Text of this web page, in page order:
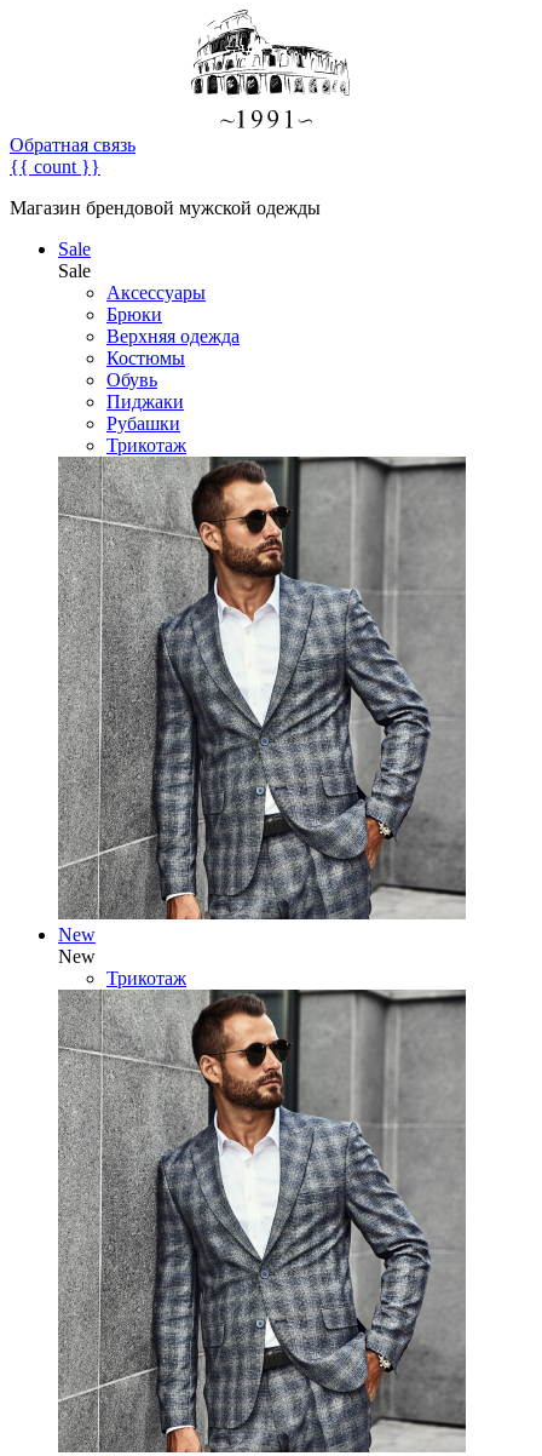
Обратная связь
{{ count }}
Магазин брендовой мужской одежды
Sale
Sale
Аксессуары
Брюки
Верхняя одежда
Костюмы
Обувь
Пиджаки
Рубашки
Трикотаж
New
New
Трикотаж